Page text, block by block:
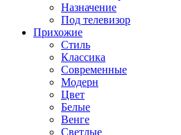
Назначение
Под телевизор
Прихожие
Стиль
Классика
Современные
Модерн
Цвет
Белые
Венге
Светлые